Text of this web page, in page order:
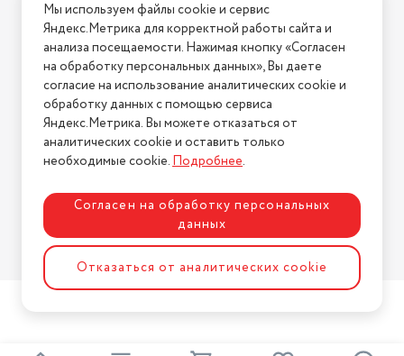
Условия возврата
Нашли ошибку на сайте? Напишите нам
2026 © Интернет-магазин "АстМаркет". У нас есть всё!
Политика конфиденциальности
Разработка сайтаASTDESIGN
Мы используем файлы cookie и сервис
Яндекс.Метрика для корректной работы сайта и
анализа посещаемости. Нажимая кнопку «Согласен
на обработку персональных данных», Вы даете
согласие на использование аналитических cookie и
обработку данных с помощью сервиса
Яндекс.Метрика. Вы можете отказаться от
аналитических cookie и оставить только
необходимые cookie.Подробнее.
Согласен на обработку персональных
данных
Отказаться от аналитических cookie